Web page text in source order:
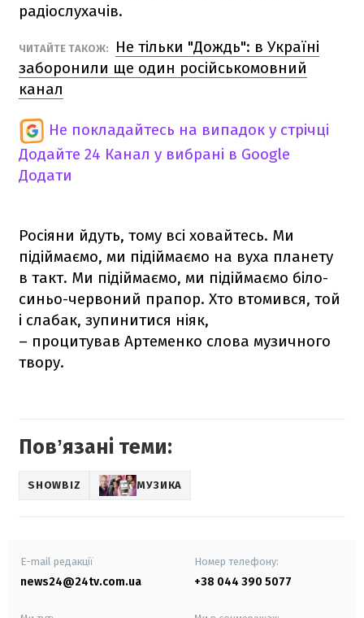
радіослухачів.
ЧИТАЙТЕ ТАКОЖ:
Не тільки "Дождь": в Україні
заборонили ще один російськомовний
канал
Не покладайтесь на випадок у стрічці
Додайте 24 Канал у вибрані в Google
Додати
Росіяни йдуть, тому всі ховайтесь. Ми
підіймаємо, ми підіймаємо на вуха планету
в такт. Ми підіймаємо, ми підіймаємо біло-
синьо-червоний прапор. Хто втомився, той
і слабак, зупинитися ніяк,
– процитував Артеменко слова музичного
твору.
Повʼязані теми:
SHOWBIZ МУЗИКА
E-mail редакції
news24@24tv.com.ua
Номер телефону:
+38 044 390 5077